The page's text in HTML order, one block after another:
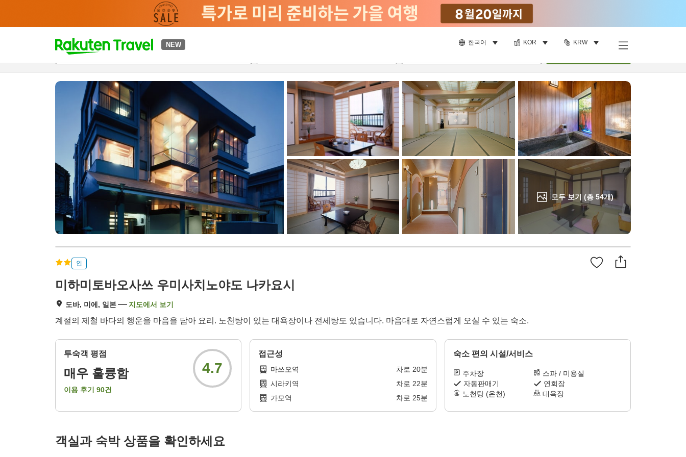
NEW 한국어 KOR KRW
t
p
a
c
h
모두 보기 (총 54개)
개요객실 & 숙박 상품이용 후기 편의 시설/서비스
인
미하미토바오사쓰 우미사치노야도 나카요시
도바, 미에, 일본 지도에서 보기
계절의 제철 바다의 행운을 마음을 담아 요리. 노천탕이 있는 대욕장이나 전세탕도 있습니다. 마음대로 자연스럽게 오실 수 있는 숙소.
투숙객 평점
매우 훌륭함
이용 후기 90건
4.7
접근성
마쓰오역 차로 20분
시라키역
차로 22분
가모역
차로 25분
숙소 편의 시설/서비스
주차장
스파 / 미용실
자동판매기
연회장
노천탕 (온천)
대욕장
객실과 숙박 상품을 확인하세요